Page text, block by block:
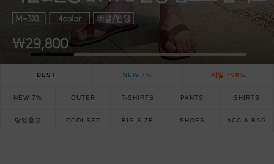
BEST NEW 7% 세일 ~90%
NEW 7% OUTER T-SHIRTS PANTS SHIRTS
당일출고 CODI SET BIG SIZE SHOES ACC & BAG